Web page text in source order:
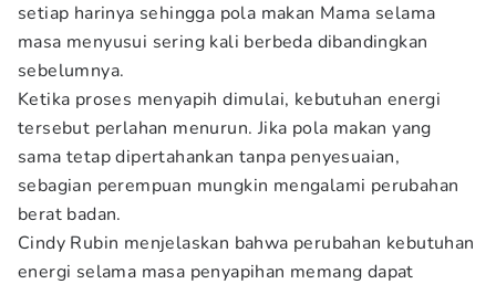
setiap harinya sehingga pola makan Mama selama
masa menyusui sering kali berbeda dibandingkan
sebelumnya.
Ketika proses menyapih dimulai, kebutuhan energi
tersebut perlahan menurun. Jika pola makan yang
sama tetap dipertahankan tanpa penyesuaian,
sebagian perempuan mungkin mengalami perubahan
berat badan.
Cindy Rubin menjelaskan bahwa perubahan kebutuhan
energi selama masa penyapihan memang dapat